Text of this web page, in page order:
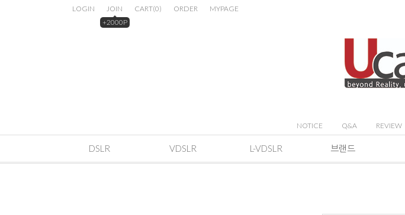
LOGIN
JOIN
+2000P
CART(0) ORDER MYPAGE
NOTICE Q&A REVIEW
DSLR VDSLR L-VDSLR 브랜드